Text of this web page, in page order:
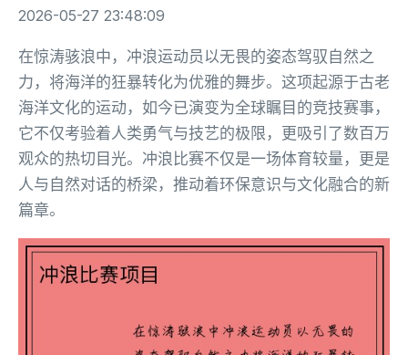
2026-05-27 23:48:09
在惊涛骇浪中，冲浪运动员以无畏的姿态驾驭自然之
力，将海洋的狂暴转化为优雅的舞步。这项起源于古老
海洋文化的运动，如今已演变为全球瞩目的竞技赛事，
它不仅考验着人类勇气与技艺的极限，更吸引了数百万
观众的热切目光。冲浪比赛不仅是一场体育较量，更是
人与自然对话的桥梁，推动着环保意识与文化融合的新
篇章。